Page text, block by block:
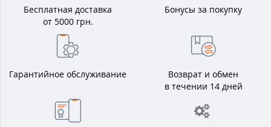
Бесплатная доставка
от 5000 грн.
Бонусы за покупку
Гарантийное обслуживание
Возврат и обмен
в течении 14 дней